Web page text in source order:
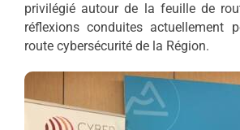
privilégié autour de la feuille de
réflexions conduites actuellement
route cybersécurité de la Région.